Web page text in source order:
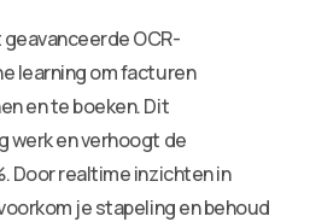
OCR-
learning om facturen
en te boeken. Dit
werk en verhoogt de
Door realtime inzichten in
je stapeling en behoud